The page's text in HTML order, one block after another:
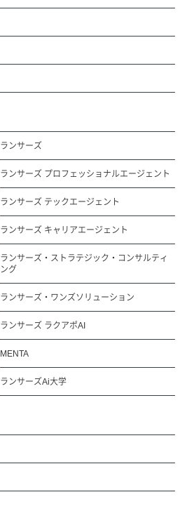
ランサーズ
ランサーズ プロフェッショナルエージェント
ランサーズ テックエージェント
ランサーズ キャリアエージェント
ランサーズ・ストラテジック・コンサルティ
ング
ランサーズ・ワンズソリューション
ランサーズ ラクアポAI
MENTA
ランサーズAi大学